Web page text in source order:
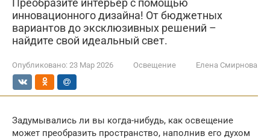
Преобразите интерьер с помощью
инновационного дизайна! От бюджетных
вариантов до эксклюзивных решений –
найдите свой идеальный свет.
Опубликовано: 23 Мар 2026 Освещение Елена Смирнова
Задумывались ли вы когда-нибудь, как освещение
может преобразить пространство, наполнив его духом